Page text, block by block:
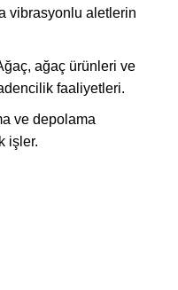
vibrasyonlu aletlerin
ağaç ürünleri ve
faaliyetleri.
ve depolama
işler.